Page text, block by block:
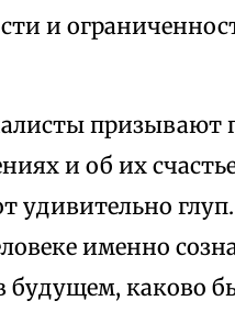
и
призывают
и об их
удивительно
именно
будущем, каково